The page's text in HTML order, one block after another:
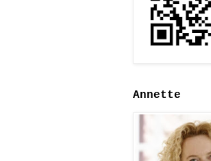
Annette